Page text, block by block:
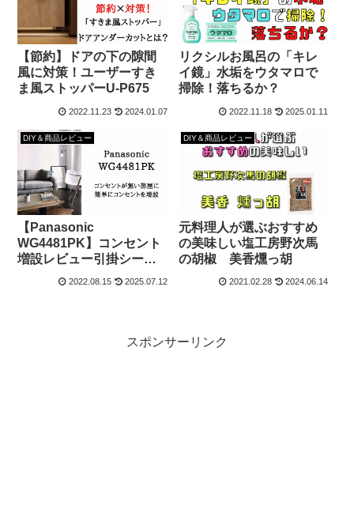
【節約】ドアの下の隙間
風に対策！ユーザーすき
ま風ストッパーU-P675
2022.11.23 2024.01.07
リクシルお風呂の「キレ
イ鏡」水垢をウタマロで
掃除！落ちるか？
2022.11.18 2025.01.11
DIY＆商品レビュー
【Panasonic
WG4481PK】コンセント
増設レビュー引掛シーリ
ング・天井照明
2022.08.15 2025.07.12
DIY＆商品レビュー
元料理人が選ぶおすすめ
の美味しい塩工房野次馬
の胡椒 美香燻っ胡
2021.02.28 2024.06.14
スポンサーリンク